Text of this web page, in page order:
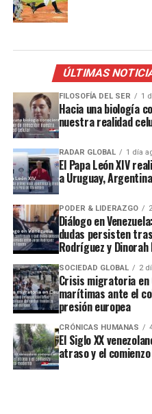
ÚLTIMAS
FILOSOFÍA DEL SER 1
Hacia una biología
nuestra realidad
RADAR GLOBAL 1 día
El Papa León XIV
a Uruguay,
PODER & LIDERAZGO
Diálogo en
dudas persisten
Rodríguez y Dinorah
SOCIEDAD GLOBAL 2
Crisis migratoria en
marítimas ante el
presión europea
CRÓNICAS HUMANAS
El Siglo XX
atraso y el